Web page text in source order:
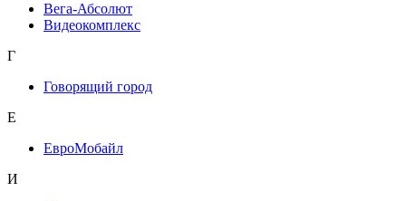
Вега-Абсолют
Видеокомплекс
Г
Говорящий город
Е
ЕвроМобайл
И